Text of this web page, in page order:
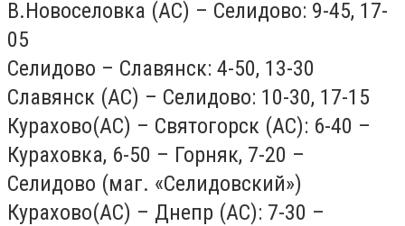
В.Новоселовка (АС) – Селидово: 9-45, 17-
05
Селидово – Славянск: 4-50, 13-30
Славянск (АС) – Селидово: 10-30, 17-15
Курахово(АС) – Святогорск (АС): 6-40 –
Кураховка, 6-50 – Горняк, 7-20 –
Селидово (маг. «Селидовский»)
Курахово(АС) – Днепр (АС): 7-30 –